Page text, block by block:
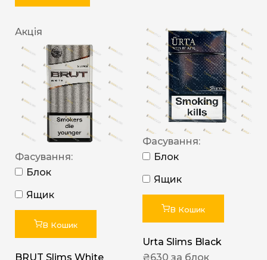
Акція
Фасування:
Блок
Ящик
В Кошик
BRUT Slims White
Фасування:
Блок
Ящик
В Кошик
Urta Slims Black
₴630 за блок